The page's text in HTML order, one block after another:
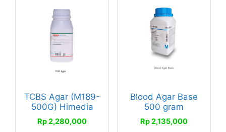
TCBS Agar (M189-
500G) Himedia
Rp2,280,000
Blood Agar Base
500 gram
Rp2,135,000